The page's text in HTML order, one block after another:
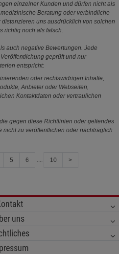
einzelner Kunden und dürfen nicht als
Beratung oder verbindliche
uns ausdrücklich von solchen
richtig noch als falsch.
auch negative Bewertungen. Jede
geprüft und nur
entspricht:
oder rechtswidrigen Inhalte,
Anbieter oder Webseiten,
Kontaktdaten oder vertraulichen
gegen diese Richtlinien oder geltendes
zu veröffentlichen oder nachträglich
5 6 .... 10 >
uns